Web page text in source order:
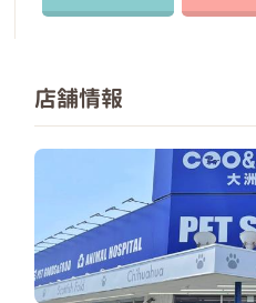
店舗情報